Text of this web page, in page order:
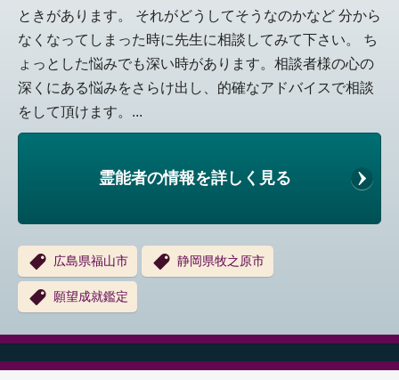
ときがあります。 それがどうしてそうなのかなど 分から
なくなってしまった時に先生に相談してみて下さい。 ち
ょっとした悩みでも深い時があります。相談者様の心の
深くにある悩みをさらけ出し、的確なアドバイスで相談
をして頂けます。...
霊能者の情報を詳しく見る
広島県福山市 静岡県牧之原市
願望成就鑑定